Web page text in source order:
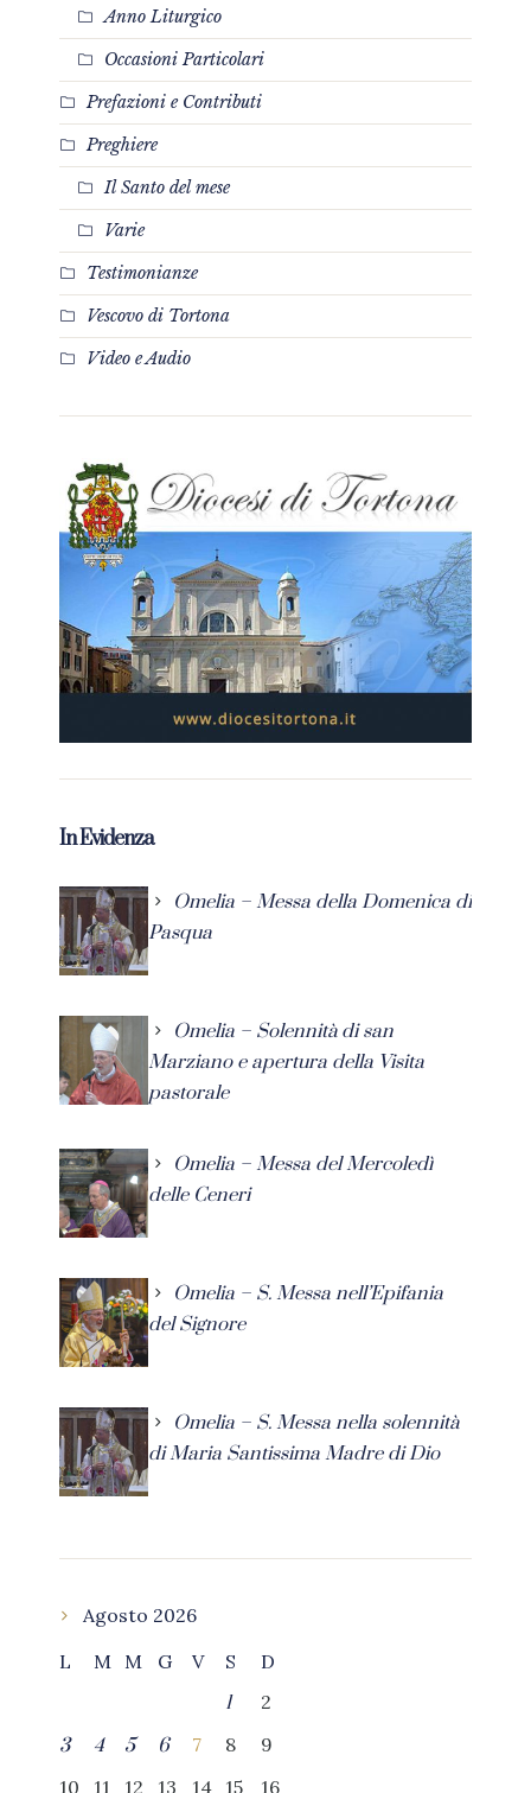
Anno Liturgico
Occasioni Particolari
Prefazioni e Contributi
Preghiere
Il Santo del mese
Varie
Testimonianze
Vescovo di Tortona
Video e Audio
In Evidenza
Omelia – Messa della Domenica di
Pasqua
Omelia – Solennità di san
Marziano e apertura della Visita
pastorale
Omelia – Messa del Mercoledì
delle Ceneri
Omelia – S. Messa nell’Epifania
del Signore
Omelia – S. Messa nella solennità
di Maria Santissima Madre di Dio
Agosto 2026
L
M M G V S
D
1
2
3
4 5 6 7 8
9
10
11 12 13 14 15 16